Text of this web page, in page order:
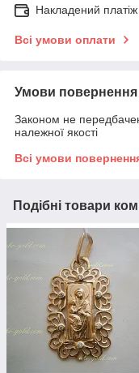
Накладений
Всі умови оплати
Умови повернення
Законом не
належної якості
Всі умови
Подібні товари